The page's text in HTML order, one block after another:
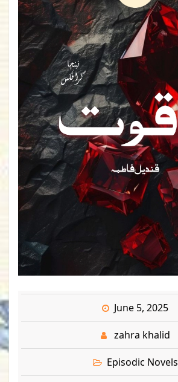
June 5, 2025
zahra khalid
Episodic Novels